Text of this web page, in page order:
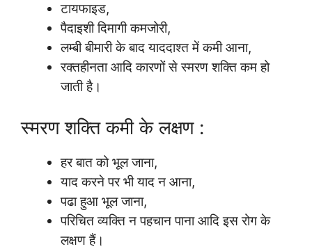
टायफाइड,
पैदाइशी दिमागी कमजोरी,
लम्बी बीमारी के बाद याददाश्त में कमी आना,
रक्तहीनता आदि कारणों से स्मरण शक्ति कम हो
जाती है।
स्मरण शक्ति कमी के लक्षण :
हर बात को भूल जाना,
याद करने पर भी याद न आना,
पढा हुआ भूल जाना,
परिचित व्यक्ति न पहचान पाना आदि इस रोग के
लक्षण हैं।